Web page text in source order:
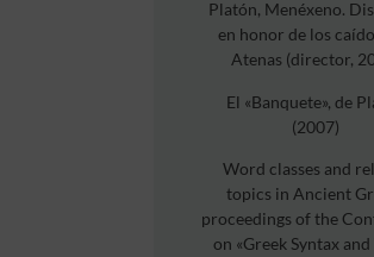
Platón, Menéxeno.
en honor de los
Atenas (director,
El «Banquete», de
(2007)
Word classes and
topics in Ancient
proceedings of the
on «Greek Syntax